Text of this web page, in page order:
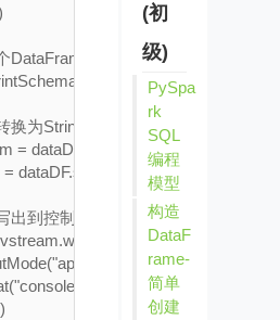
DataFrame的schema
换为String数据类型（key和value都
= dataDF.selectExpr("CAST(key as
dataDF.selectExpr("CAST(value as
出到控制台
\
\
\
(初
级)
PySpa
rk
SQL
编程
模型
构造
DataF
rame-
简单
创建